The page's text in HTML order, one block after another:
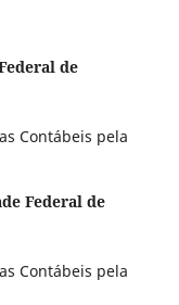
de
Contábeis pela
Federal de
Contábeis pela